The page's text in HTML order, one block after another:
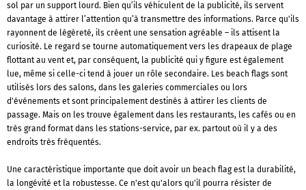
sol par un support lourd. Bien qu’ils véhiculent de la publicité, ils servent
davantage à attirer l’attention qu’à transmettre des informations. Parce qu'ils
rayonnent de légèreté, ils créent une sensation agréable – ils attisent la
curiosité. Le regard se tourne automatiquement vers les drapeaux de plage
flottant au vent et, par conséquent, la publicité qui y figure est également
lue, même si celle-ci tend à jouer un rôle secondaire. Les beach flags sont
utilisés lors des salons, dans les galeries commerciales ou lors
d'événements et sont principalement destinés à attirer les clients de
passage. Mais on les trouve également dans les restaurants, les cafés ou en
très grand format dans les stations-service, par ex. partout où il y a des
endroits très fréquentés.
Une caractéristique importante que doit avoir un beach flag est la durabilité,
la longévité et la robustesse. Ce n'est qu'alors qu'il pourra résister de